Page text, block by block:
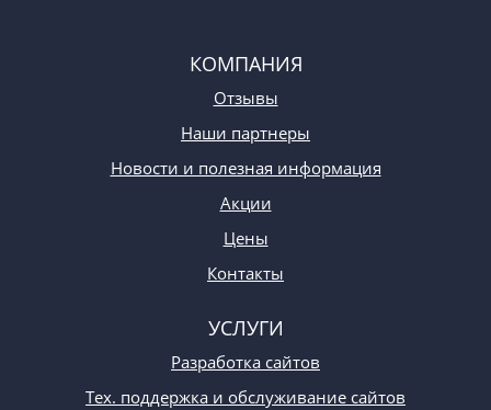
КОМПАНИЯ
Отзывы
Наши партнеры
Новости и полезная информация
Акции
Цены
Контакты
УСЛУГИ
Разработка сайтов
Тех. поддержка и обслуживание сайтов